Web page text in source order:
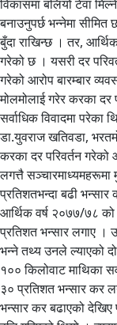
विकासमा बलियो टेवा
बनाउनुपर्छ भन्नेमा
बुँदा राखिन्छ । तर,
गरेको छ । यसरी दर
गरेको आरोप बारम्बार
मोलमोलाई गरेर करका दर
सर्वाधिक विवादमा
डा.युवराज खतिवडा,
करका दर परिवर्तन
लगत्तै
प्रतिशतभन्दा बढी
आर्थिक वर्ष २०७७/७८ को
प्रतिशत भन्सार लगाए ।
भन्ने तथ्य उनले ल्याएको
१०० किलोवाट माथिका
३० प्रतिशत भन्सार कर
भन्सार कर बढाएको